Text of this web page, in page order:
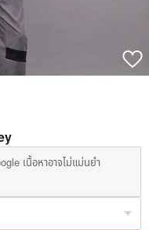
เนื้อหาอาจไม่แม่นยำ